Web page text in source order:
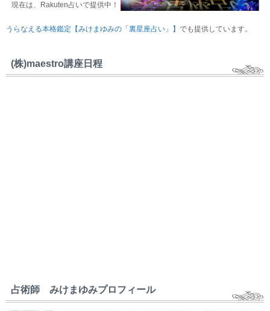
現在は、Rakuten占いで提供中！
うらなえる本格鑑定【みけまゆみの「裏星座占い」】 でも提供しています。
(株)maestro講座日程
占術師 みけまゆみプロフィール